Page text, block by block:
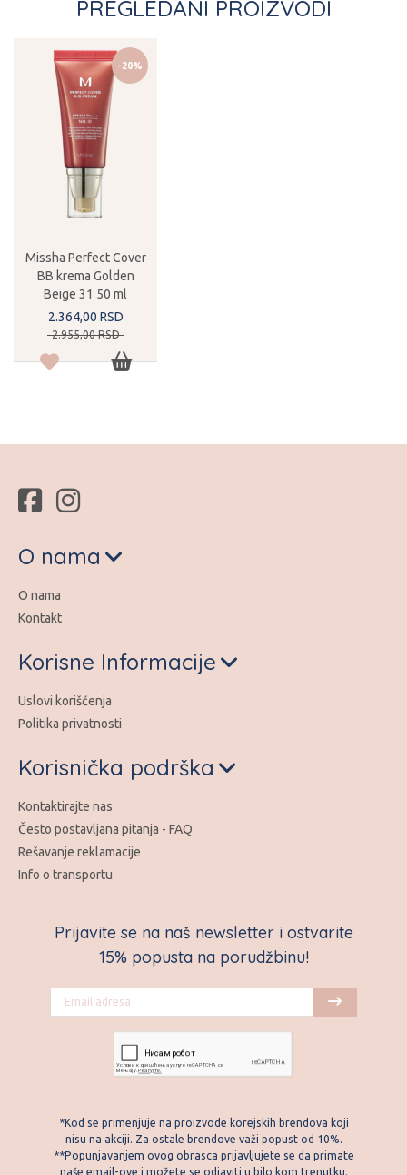
PREGLEDANI PROIZVODI
-20%
Missha Perfect Cover
BB krema Golden
Beige 31 50 ml
2.364,00 RSD
2.955,00 RSD
Prijavite se na naš newsletter i ostvarite
15% popusta na porudžbinu!
*Kod se primenjuje na proizvode korejskih brendova koji
nisu na akciji. Za ostale brendove važi popust od 10%.
**Popunjavanjem ovog obrasca prijavljujete se da primate
naše email-ove i možete se odjaviti u bilo kom trenutku.
O nama
O nama
Kontakt
Korisne Informacije
Uslovi korišćenja
Politika privatnosti
Korisnička podrška
Kontaktirajte nas
Često postavljana pitanja - FAQ
Rešavanje reklamacije
Info o transportu